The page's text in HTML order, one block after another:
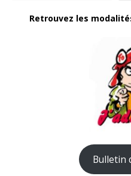
Retrouvez les
Bulletin